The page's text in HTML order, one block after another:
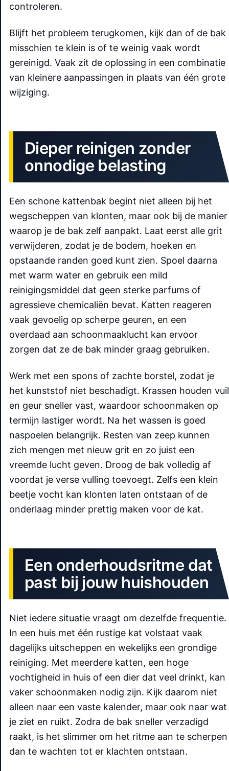
controleren.
Blijft het probleem terugkomen, kijk dan of de bak
misschien te klein is of te weinig vaak wordt
gereinigd. Vaak zit de oplossing in een combinatie
van kleinere aanpassingen in plaats van één grote
wijziging.
Dieper reinigen zonder
onnodige belasting
Een schone kattenbak begint niet alleen bij het
wegscheppen van klonten, maar ook bij de manier
waarop je de bak zelf aanpakt. Laat eerst alle grit
verwijderen, zodat je de bodem, hoeken en
opstaande randen goed kunt zien. Spoel daarna
met warm water en gebruik een mild
reinigingsmiddel dat geen sterke parfums of
agressieve chemicaliën bevat. Katten reageren
vaak gevoelig op scherpe geuren, en een
overdaad aan schoonmaaklucht kan ervoor
zorgen dat ze de bak minder graag gebruiken.
Werk met een spons of zachte borstel, zodat je
het kunststof niet beschadigt. Krassen houden vuil
en geur sneller vast, waardoor schoonmaken op
termijn lastiger wordt. Na het wassen is goed
naspoelen belangrijk. Resten van zeep kunnen
zich mengen met nieuw grit en zo juist een
vreemde lucht geven. Droog de bak volledig af
voordat je verse vulling toevoegt. Zelfs een klein
beetje vocht kan klonten laten ontstaan of de
onderlaag minder prettig maken voor de kat.
Een onderhoudsritme dat
past bij jouw huishouden
Niet iedere situatie vraagt om dezelfde frequentie.
In een huis met één rustige kat volstaat vaak
dagelijks uitscheppen en wekelijks een grondige
reiniging. Met meerdere katten, een hoge
vochtigheid in huis of een dier dat veel drinkt, kan
vaker schoonmaken nodig zijn. Kijk daarom niet
alleen naar een vaste kalender, maar ook naar wat
je ziet en ruikt. Zodra de bak sneller verzadigd
raakt, is het slimmer om het ritme aan te scherpen
dan te wachten tot er klachten ontstaan.